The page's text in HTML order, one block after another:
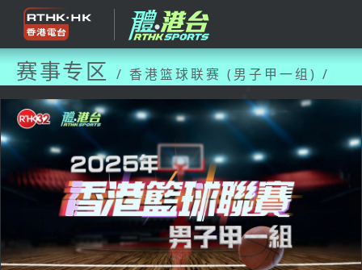
赛事专区 / 香港篮球联赛 (男子甲一组) /